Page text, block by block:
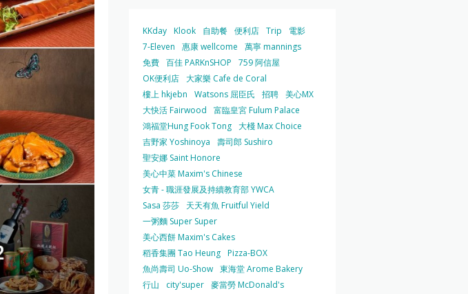
KKday Klook 自助餐 便利店 Trip
電影
7-Eleven
惠康 wellcome
萬寧 mannings
免費 百佳 PARKnSHOP
759 阿信屋
OK便利店 大家樂 Cafe de Coral
樓上 hkjebn
Watsons 屈臣氏 招聘 美心MX
大快活 Fairwood
富臨皇宮 Fulum Palace
鴻福堂Hung Fook Tong 大棧 Max Choice
吉野家 Yoshinoya
壽司郎 Sushiro
聖安娜 Saint Honore
美心中菜 Maxim's Chinese
女青 - 職涯發展及持續教育部 YWCA
Sasa 莎莎
天天有魚 Fruitful Yield
一粥麵 Super Super
美心西餅 Maxim's Cakes
稻香集團 Tao Heung Pizza-BOX
魚尚壽司 Uo-Show 東海堂 Arome Bakery
行山
city'super 麥當勞 McDonald's